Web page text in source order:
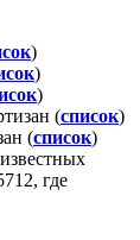
)
)
)
(список)
(список)
где